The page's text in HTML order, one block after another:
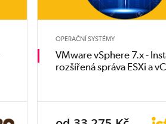
OPERAČNÍ SYSTÉMY
VMware vSphere 7.x -
rozšířená správa ESXi a